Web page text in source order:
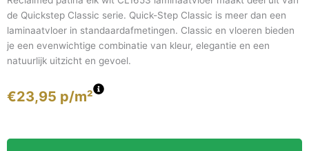
de Quickstep Classic serie. Quick-Step Classic is meer dan een
laminaatvloer in standaardafmetingen. Classic en vloeren bieden
je een evenwichtige combinatie van kleur, elegantie en een
natuurlijk uitzicht en gevoel.
€23,95 p/m²